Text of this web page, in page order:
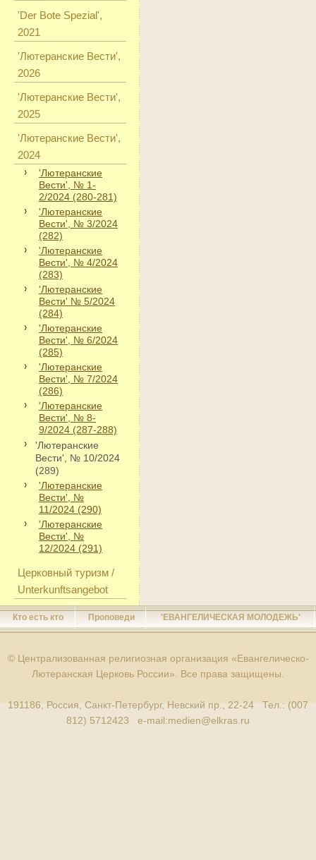
'Der Bote Spezial',
2021
'Лютеранские Вести',
2026
'Лютеранские Вести',
2025
'Лютеранские Вести',
2024
'Лютеранские
Вести', № 1-
2/2024 (280-281)
'Лютеранские
Вести', № 3/2024
(282)
'Лютеранские
Вести', № 4/2024
(283)
'Лютеранские
Вести' № 5/2024
(284)
'Лютеранские
Вести', № 6/2024
(285)
'Лютеранские
Вести', № 7/2024
(286)
'Лютеранские
Вести', № 8-
9/2024 (287-288)
'Лютеранские
Вести', № 10/2024
(289)
'Лютеранские
Вести', №
11/2024 (290)
'Лютеранские
Вести', №
12/2024 (291)
Церковный туризм /
Unterkunftsangebot
Кто есть кто Проповеди 'ЕВАНГЕЛИЧЕСКАЯ МОЛОДЕЖЬ'
© Централизованная религиозная организация «Евангелическо-
Лютеранская Церковь России». Все права защищены.
191186, Россия, Санкт-Петербург, Невский пр., 22-24 Тел.: (007
812) 5712423 e-mail:medien@elkras.ru